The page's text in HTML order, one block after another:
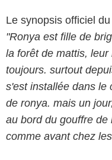
Le synopsis officiel
"Ronya est fille de
la forêt de mattis,
toujours. surtout
s'est installée dans le
de ronya. mais un
au bord du gouffre de
comme avant chez